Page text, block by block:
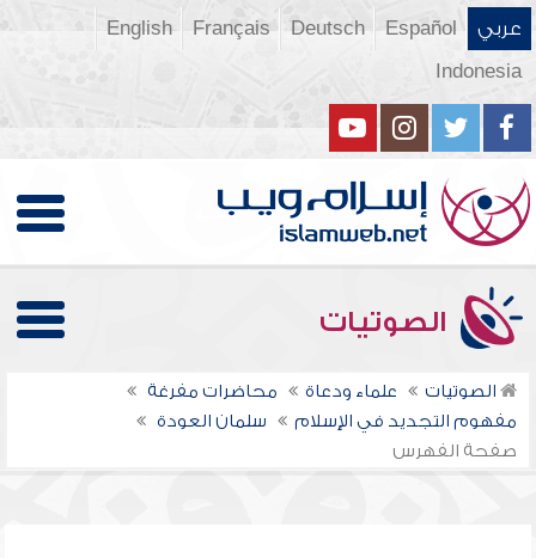
عربي Español
Deutsch
Français
English
Indonesia
الصوتيات
الصوتيات علماء ودعاة
محاضرات مفرغة
مفهوم التجديد في الإسلام
سلمان العودة
صفحة الفهرس